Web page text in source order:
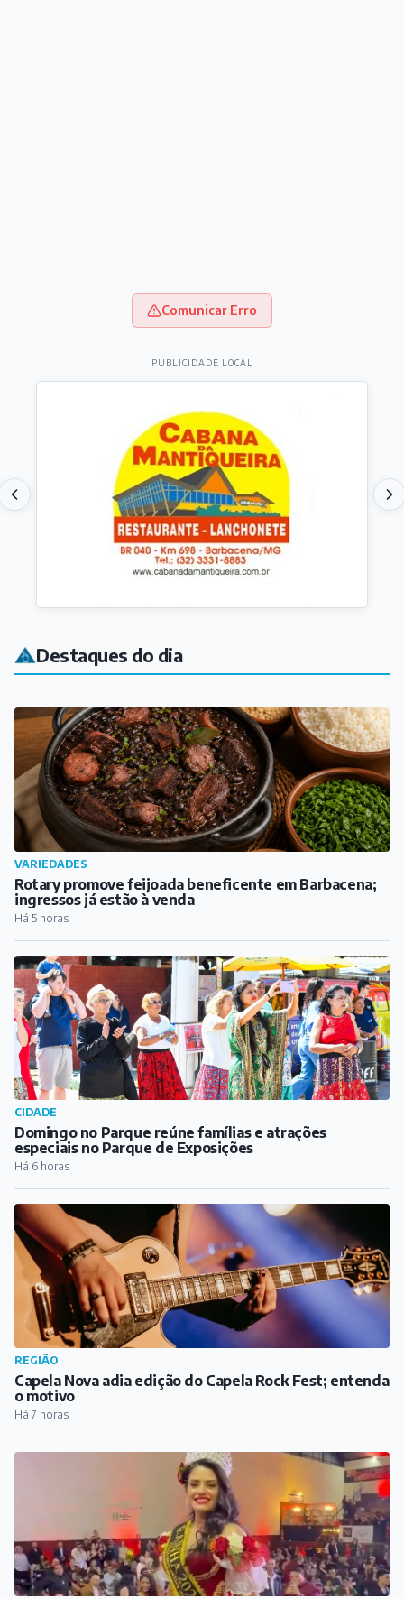
Comunicar Erro
PUBLICIDADE LOCAL
Destaques do dia
Rotary promove feijoada beneficente em Barbacena;
ingressos já estão à venda
CIDADE
Domingo no Parque reúne famílias e atrações
especiais no Parque de Exposições
Há 6 horas
REGIÃO
Capela Nova adia edição do Capela Rock Fest; entenda
o motivo
Há 7 horas
REGIÃO
Alfredo Vasconcelos elege Rainha e Garota Simpatia
do Festival de Morangos, Rosas e Flores
Há 11 horas